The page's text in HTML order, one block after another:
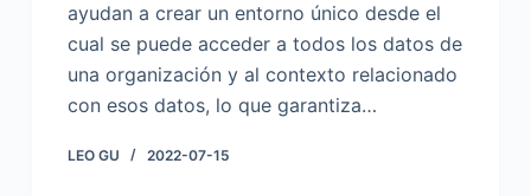
ayudan a crear un entorno único desde el
cual se puede acceder a todos los datos de
una organización y al contexto relacionado
con esos datos, lo que garantiza…
LEO GU 2022-07-15